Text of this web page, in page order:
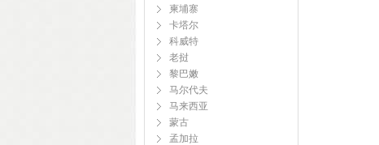
柬埔寨
卡塔尔
科威特
老挝
黎巴嫩
马尔代夫
马来西亚
蒙古
孟加拉